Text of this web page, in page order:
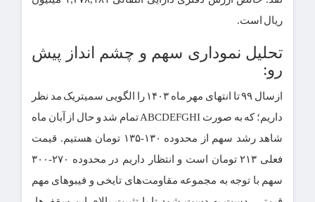
ریال است.
تحلیل نموداری سهم و چشم انداز پیش
رو:
ازسال ۹۹ تا انتهای مهر ماه ۱۴۰۳ را الگویی سمیتریک مد نظر
داریم؛ که به صورت ABCDEFGHI تمام شد و حال از آبان ماه
شاهد رشد سهم از محدوده ۱۳۰-۱۳۵ تومان هستیم. قیمت
فعلی ۲۱۳ تومان است و انتظار داریم در محدوده ۲۷۰-۳۰۰
سهم با توجه به مجموعه مقاومت‌های تایخی و فیبو‌های مهم